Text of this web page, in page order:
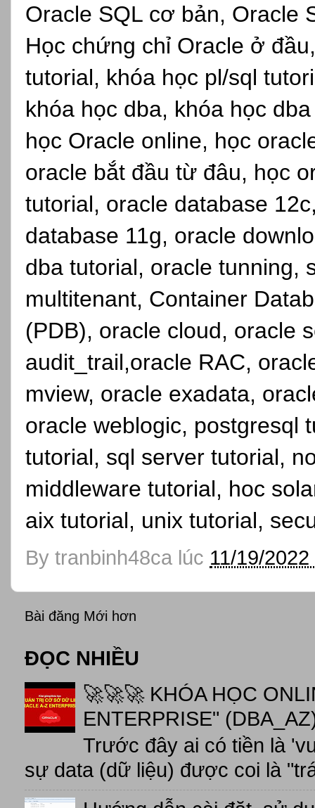
Oracle SQL cơ bản, Oracle
Học chứng chỉ Oracle ở
tutorial, khóa học pl/sql
khóa học dba, khóa học
học Oracle online, học
oracle bắt đầu từ đâu, học
tutorial, oracle database
database 11g, oracle
dba tutorial, oracle tunning,
multitenant, Container
(PDB), oracle cloud, oracle
audit_trail,oracle RAC,
mview, oracle exadata,
oracle weblogic, postgresql
tutorial, sql server tutorial,
middleware tutorial, hoc
aix tutorial, unix tutorial,
By tranbinh48ca lúc 11/19/
Bài đăng Mới hơn
ĐỌC NHIỀU
🚀🚀🚀 KHÓA HỌC
ENTERPRISE"
Trước đây ai có tiền là
sự data (dữ liệu) được coi là